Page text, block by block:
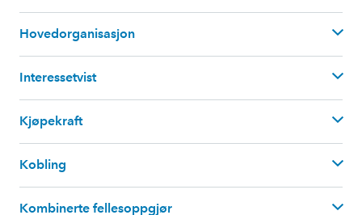
les mer i egen
artikkel
Dennåværende
gjelder for 2026–2029.
Hovedorganisasjon
Interessetvist
Kjøpekraft
Kobling
Kombinerte fellesoppgjør